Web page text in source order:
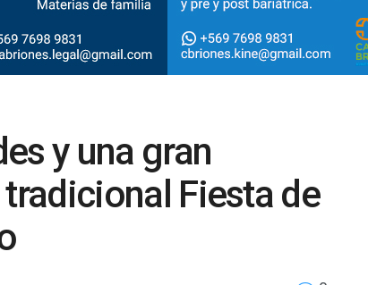
y una gran
Fiesta de